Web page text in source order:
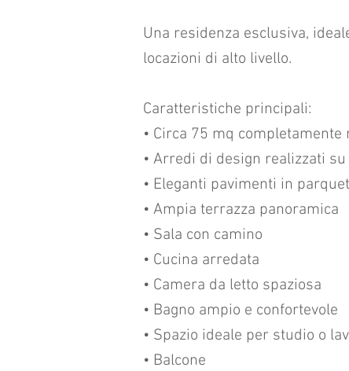
Una residenza esclusiva,
locazioni di alto livello.
Caratteristiche principali:
• Circa 75 mq
• Arredi di design realizzati
• Eleganti pavimenti in parquet
• Ampia terrazza panoramica
• Sala con camino
• Cucina arredata
• Camera da letto spaziosa
• Bagno ampio e confortevole
• Spazio ideale per studio o
• Balcone